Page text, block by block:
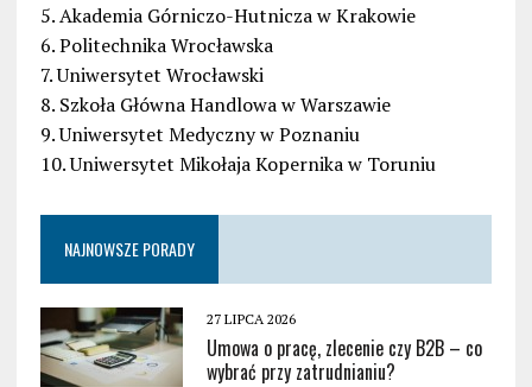
5. Akademia Górniczo-Hutnicza w Krakowie
6. Politechnika Wrocławska
7. Uniwersytet Wrocławski
8. Szkoła Główna Handlowa w Warszawie
9. Uniwersytet Medyczny w Poznaniu
10. Uniwersytet Mikołaja Kopernika w Toruniu
NAJNOWSZE PORADY
27 LIPCA 2026
Umowa o pracę, zlecenie czy B2B – co
wybrać przy zatrudnianiu?